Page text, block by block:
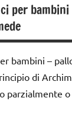
per
bambini –
di
parzialmente